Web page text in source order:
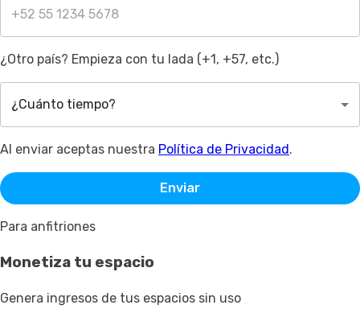
¿Otro país? Empieza con tu lada (+1, +57, etc.)
¿Cuánto tiempo?
Al enviar aceptas nuestra Política de Privacidad.
Enviar
Para anfitriones
Monetiza tu espacio
Genera ingresos de tus espacios sin uso